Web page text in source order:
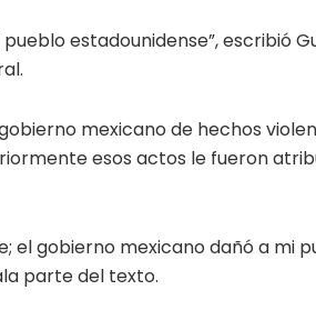
estadounidense”, escribió
mexicano de hechos
esos actos le fueron
el gobierno mexicano dañó a mi
parte del texto.